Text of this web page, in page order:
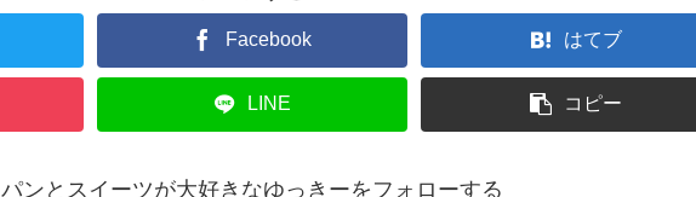
Facebook はてブ
LINE コピー
パンとスイーツが大好きなゆっきーをフォローする